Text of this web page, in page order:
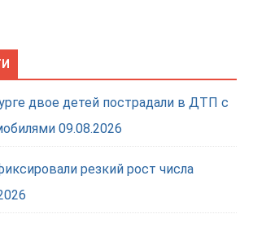
двое детей пострадали в ДТП с
09.08.2026
резкий рост числа